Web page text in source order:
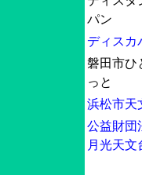
パン
ディスカ
磐田市
っと
浜松市天
公益財団
月光天文